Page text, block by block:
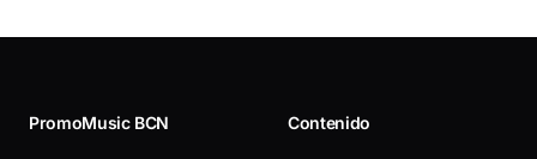
PromoMusic BCN Contenido